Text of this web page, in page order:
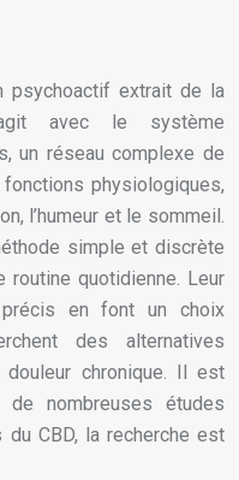
psychoactif extrait de la
avec le système
un réseau complexe de
physiologiques,
l’humeur et le sommeil.
simple et discrète
routine quotidienne. Leur
en font un choix
des alternatives
chronique. Il est
nombreuses études
CBD, la recherche est